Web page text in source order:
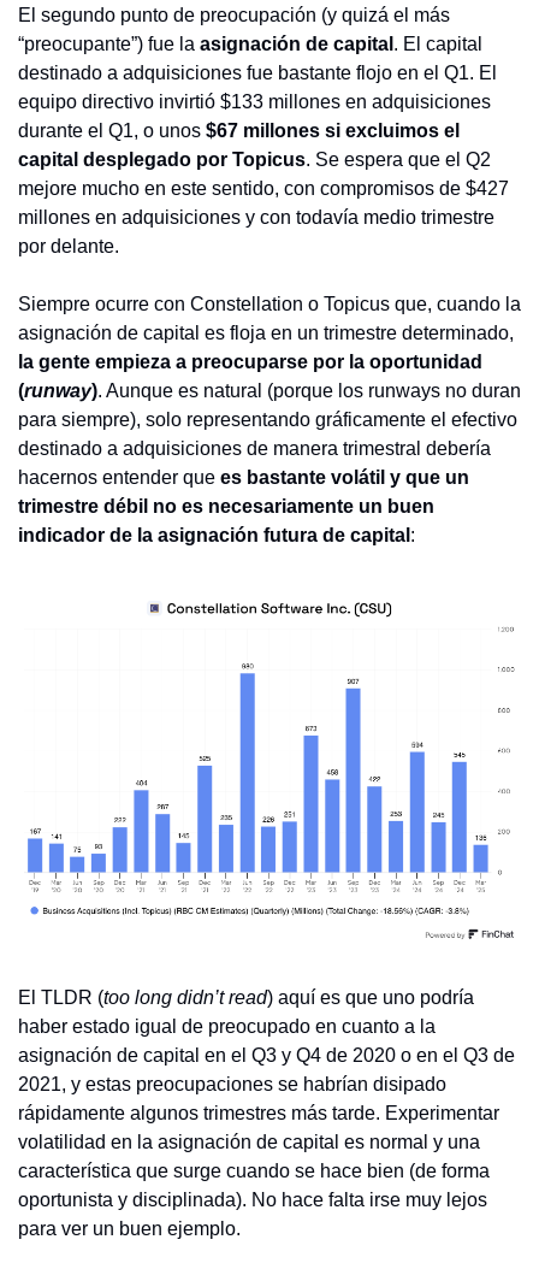
El segundo punto de preocupación (y quizá el más
“preocupante”) fue la asignación de capital . El capital
destinado a adquisiciones fue bastante flojo en el Q1. El
equipo directivo invirtió $133 millones en adquisiciones
durante el Q1, o unos $67 millones si excluimos el
capital desplegado por Topicus. Se espera que el Q2
mejore mucho en este sentido, con compromisos de $427
millones en adquisiciones y con todavía medio trimestre
por delante.
Siempre ocurre con Constellation o Topicus que, cuando la
la gente empieza a preocuparse por la oportunidad
(runway). Aunque es natural (porque los runways no duran
para siempre), solo representando gráficamente el efectivo
destinado a adquisiciones de manera trimestral debería
hacernos entender que es bastante volátil y que un
trimestre débil no es necesariamente un buen
indicador de la asignación futura de capital :
El TLDR (too long didn’t read) aquí es que uno podría
haber estado igual de preocupado en cuanto a la
asignación de capital en el Q3 y Q4 de 2020 o en el Q3 de
2021, y estas preocupaciones se habrían disipado
rápidamente algunos trimestres más tarde. Experimentar
volatilidad en la asignación de capital es normal y una
característica que surge cuando se hace bien (de forma
oportunista y disciplinada). No hace falta irse muy lejos
para ver un buen ejemplo.